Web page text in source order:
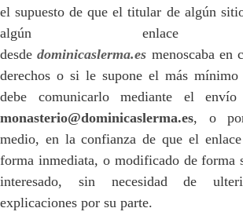
el supuesto de que el titular de algún
algún enlace
desdedominicaslerma.es menoscaba en
derechos o si le supone el más
debe comunicarlo mediante el
monasterio@dominicaslerma.es, o
medio, en la confianza de que el
forma inmediata, o modificado de forma
interesado, sin necesidad de
explicaciones por su parte.